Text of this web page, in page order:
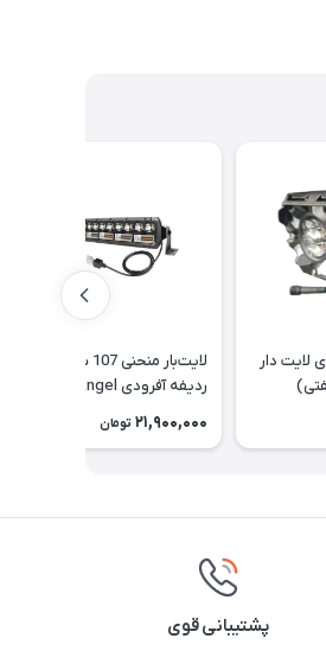
دی لایت دار
لایت‌بار منحنی 107 سانت دو
ردیفه آفرودی Black Angel
21,900,000 تومان
پشتیبانی قوی